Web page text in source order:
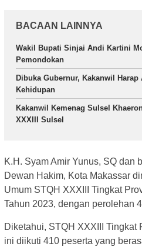
BACAAN LAINNYA
Wakil Bupati Sinjai Andi Kartini
Pemondokan
Dibuka Gubernur, Kakanwil
Kehidupan
Kakanwil Kemenag Sulsel
XXXIII Sulsel
K.H. Syam Amir Yunus, SQ dan
Dewan Hakim, Kota Makassar
Umum STQH XXXIII Tingkat
Tahun 2023, dengan perolehan
Diketahui, STQH XXXIII
ini diikuti 410 peserta yang